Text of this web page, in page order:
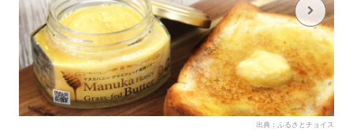
出典：ふるさとチョイス